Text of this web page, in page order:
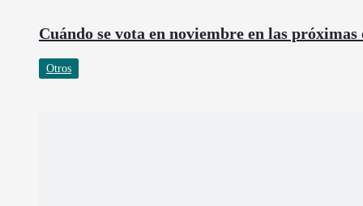
Cuándo se vota en noviembre en las próximas
Otros